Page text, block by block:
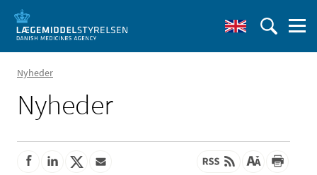
Nyheder
Nyheder